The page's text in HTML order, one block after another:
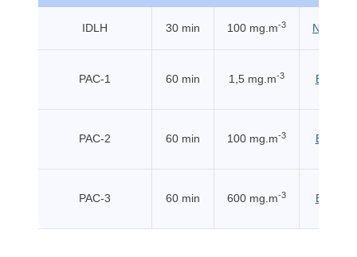
IDLH 30 min 100 mg.m-3 NIOSH
PAC-1 60 min 1,5 mg.m-3 EHSS
PAC-2 60 min 100 mg.m-3 EHSS
PAC-3 60 min 600 mg.m-3 EHSS